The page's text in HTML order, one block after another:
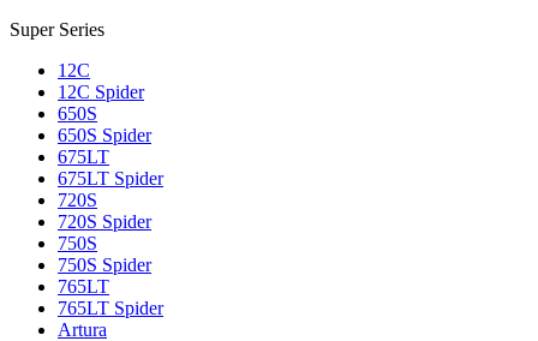
Super Series
12C
12C Spider
650S
650S Spider
675LT
675LT Spider
720S
720S Spider
750S
750S Spider
765LT
765LT Spider
Artura